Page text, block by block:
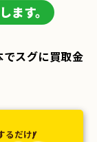
ます。
スグに買取金
るだけ!